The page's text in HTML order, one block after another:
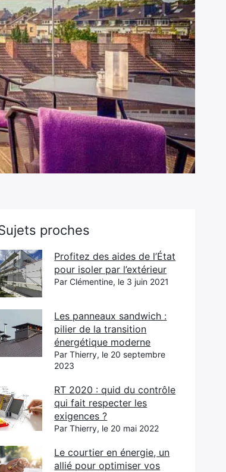
proches
Profitez des aides de l’État
pour isoler par l’extérieur
Par Clémentine, le 3 juin 2021
Les panneaux sandwich :
pilier de la transition
énergétique moderne
Par Thierry, le 20 septembre
2023
RT 2020 : quid du contrôle
qui fait respecter les
exigences ?
Par Thierry, le 20 mai 2022
Le courtier en énergie, un
allié pour optimiser vos